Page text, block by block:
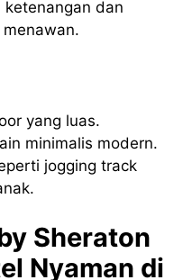
ketenangan dan
yang luas.
minimalis modern.
jogging track
Sheraton
Nyaman di